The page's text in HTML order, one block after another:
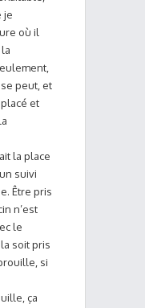
je
où il
peut, et
et
la place
suivi
Être pris
n’est
le
soit pris
si
ça